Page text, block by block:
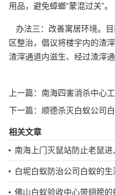
用品，避免蟑螂“蒙混过关”。
办法三：改善寓居环境。
区整治，倡议将楼宇内的渣
渣滓通道内滋生、经过渣滓
上一篇： 南海四害消杀中心
下一篇： 顺德杀灭白蚁公司
相关文章
南海上门灭鼠站防止老鼠
白坭白蚁防治公司白蚁的生
佛山白蚁验收中心带翅膀